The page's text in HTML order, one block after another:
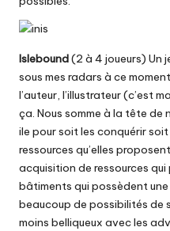
Islebound(2 à 4 joueurs) Un
sous mes radars à ce
l’auteur, l’illustrateur (c’est
ça. Nous somme à la tête de
ile pour soit les conquérir
ressources qu’elles
acquisition de ressources
bâtiments qui possèdent
beaucoup de possibilités de
moins belliqueux avec les